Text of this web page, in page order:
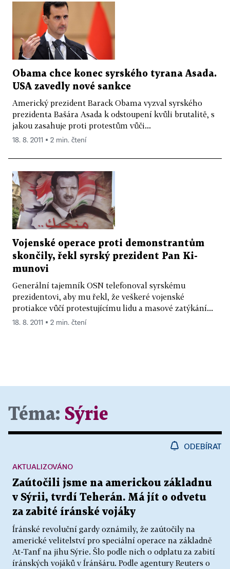
Obama chce konec syrského tyrana Asada.
USA zavedly nové sankce
Americký prezident Barack Obama vyzval syrského
prezidenta Bašára Asada k odstoupení kvůli brutalitě, s
jakou zasahuje proti protestům vůči...
18. 8. 2011 ▪ 2 min. čtení
Vojenské operace proti demonstrantům
skončily, řekl syrský prezident Pan Ki-
munovi
Generální tajemník OSN telefonoval syrskému
prezidentovi, aby mu řekl, že veškeré vojenské
protiakce vůčí protestujícímu lidu a masové zatýkání...
18. 8. 2011 ▪ 2 min. čtení
Téma: Sýrie
ODEBÍRAT
Zaútočili jsme na americkou základnu
v Sýrii, tvrdí Teherán. Má jít o odvetu
za zabité íránské vojáky
Íránské revoluční gardy oznámily, že zaútočily na
americké velitelství pro speciální operace na základně
At-Tanf na jihu Sýrie. Šlo podle nich o odplatu za zabití
íránských vojáků v Íránšáru. Podle agentury Reuters o
AKTUALIZOVÁNO